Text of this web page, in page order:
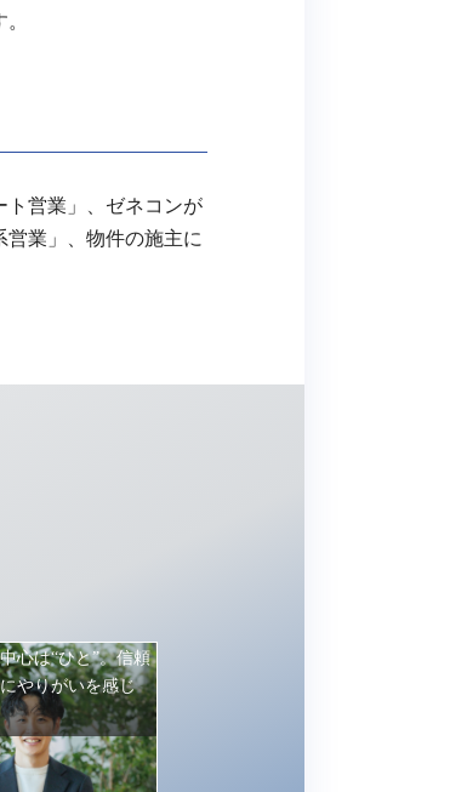
ト営業」、ゼネコンが
業」、物件の施主に
心は“ひと”。信頼
やりがいを感じ